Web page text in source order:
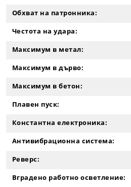
Обхват на патронника:
Честота на удара:
Максимум в метал:
Максимум в дърво:
Максимум в бетон:
Плавен пуск:
Константна електроника:
Антивибрационна система:
Реверс:
Вградено работно осветление: